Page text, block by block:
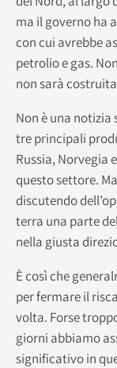
ma il governo ha
con cui avrebbe
petrolio e gas.
non sarà
Non è una
tre principali
Russia, Norvegia
questo settore.
discutendo
terra una parte
nella giusta
È così che
per fermare il
volta. Forse
giorni abbiamo
significativo in